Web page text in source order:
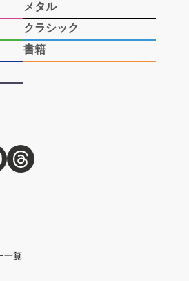
メタル
クラシック
書籍
一覧